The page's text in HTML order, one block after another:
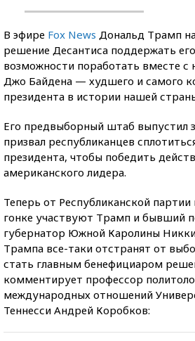
В эфире Fox News Дональд Трамп
решение Десантиса поддержать
возможности поработать вместе с
Джо Байдена — худшего и самого
президента в истории нашей
Его предвыборный штаб выпустил
призвал республиканцев
президента, чтобы победить
американского лидера.
Теперь от Республиканской
гонке участвуют Трамп и бывший
губернатор Южной Каролины Никки
Трампа все-таки отстранят от
стать главным бенефициаром
комментирует профессор
международных отношений
Теннесси Андрей Коробков: